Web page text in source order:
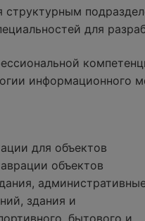
структурным
для
информационного
для объектов
объектов
здания и